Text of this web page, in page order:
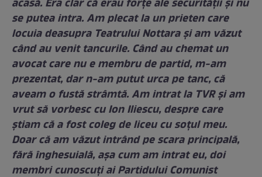
acasă. Era clar că erau forțe ale securității și nu
se putea intra. Am plecat la un prieten care
locuia deasupra Teatrului Nottara și am văzut
când au venit tancurile. Când au chemat un
avocat care nu e membru de partid, m-am
prezentat, dar n-am putut urca pe tanc, că
aveam o fustă strâmtă. Am intrat la TVR și am
vrut să vorbesc cu Ion Iliescu, despre care
știam că a fost coleg de liceu cu soțul meu.
Doar că am văzut intrând pe scara principală,
fără înghesuială, așa cum am intrat eu, doi
membri cunoscuți ai Partidului Comunist